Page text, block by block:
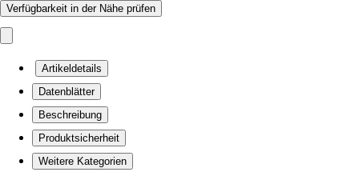
Verfügbarkeit in der Nähe prüfen
Artikeldetails
Datenblätter
Beschreibung
Produktsicherheit
Weitere Kategorien